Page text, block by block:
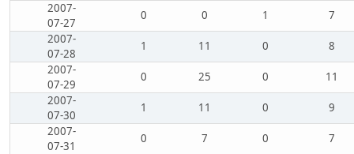
2007-
07-27
0 0 1
7
2007-
07-28
1 11 0
8
2007-
07-29
0 25 0
11
2007-
07-30
1 11 0
9
2007-
07-31
0 7 0
7